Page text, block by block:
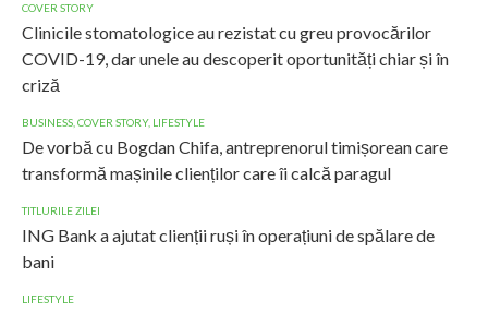
COVER STORY
Clinicile stomatologice au rezistat cu greu provocărilor
COVID-19, dar unele au descoperit oportunități chiar și în
criză
BUSINESS COVER STORY, LIFESTYLE
De vorbă cu Bogdan Chifa, antreprenorul timișorean care
transformă mașinile clienților care îi calcă paragul
TITLURILE ZILEI
ING Bank a ajutat clienții ruși în operațiuni de spălare de
bani
LIFESTYLE